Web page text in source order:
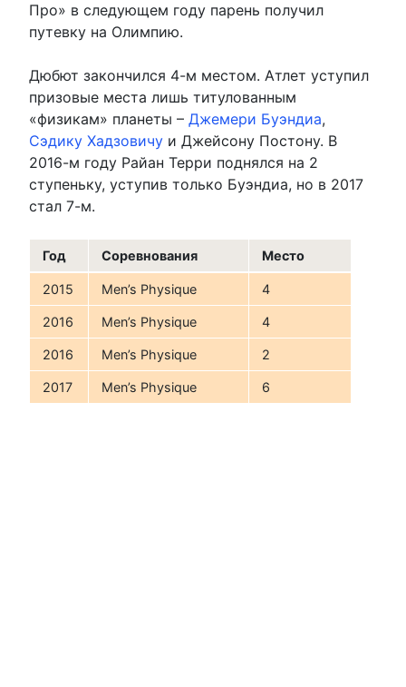
Про» в следующем году парень получил
путевку на Олимпию.
Дюбют закончился 4-м местом. Атлет уступил
призовые места лишь титулованным
«физикам» планеты – Джемери Буэндиа,
Сэдику Хадзовичу и Джейсону Постону. В
2016-м году Райан Терри поднялся на 2
ступеньку, уступив только Буэндиа, но в 2017
стал 7-м.
Год Соревнования Место
2015 Men’s Physique 4
2016 Men’s Physique 4
2016 Men’s Physique 2
2017 Men’s Physique 6